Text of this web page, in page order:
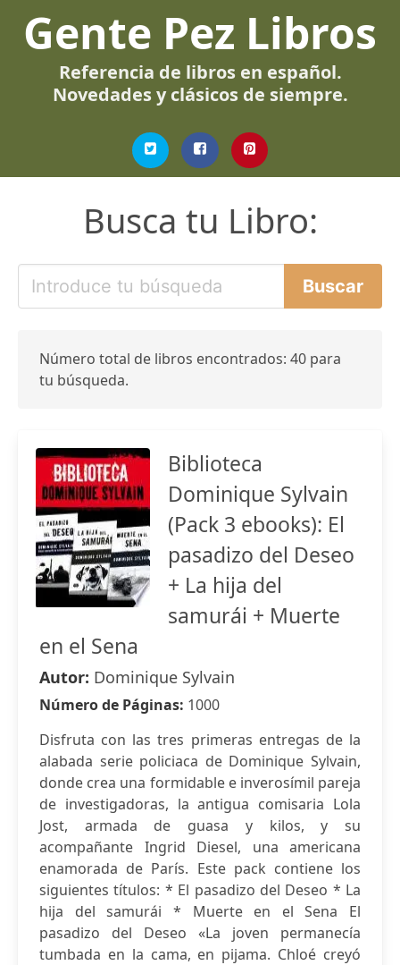
Gente Pez Libros
Referencia de libros en español.
Novedades y clásicos de siempre.
Busca tu Libro:
Número total de libros encontrados: 40 para
tu búsqueda.
Biblioteca
Dominique Sylvain
(Pack 3 ebooks): El
pasadizo del Deseo
+ La hija del
samurái + Muerte
en el Sena
Autor: Dominique Sylvain
Número de Páginas: 1000
Disfruta con las tres primeras entregas de la
alabada serie policiaca de Dominique Sylvain,
donde crea una formidable e inverosímil pareja
de investigadoras, la antigua comisaria Lola
Jost, armada de guasa y kilos, y su
acompañante Ingrid Diesel, una americana
enamorada de París. Este pack contiene los
siguientes títulos: * El pasadizo del Deseo * La
hija del samurái * Muerte en el Sena El
pasadizo del Deseo «La joven permanecía
tumbada en la cama, en pijama. Chloé creyó